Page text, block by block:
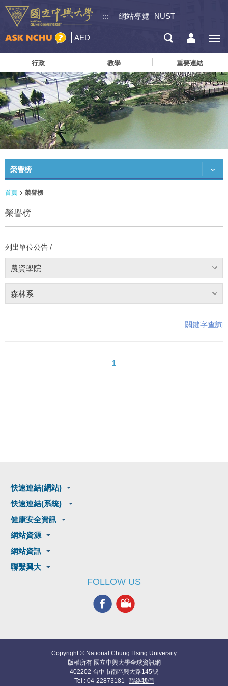
::: 網站導覽 NUST
AED
行政 教學 重要連結
榮譽榜
首頁 榮譽榜
榮譽榜
列出單位公告 /
農資學院
森林系
關鍵字查詢
1
快速連結(網站)
快速連結(系統)
健康安全資訊
網站資源
網站資訊
聯繫興大
FOLLOW US
Copyright © National Chung Hsing University
版權所有 國立中興大學全球資訊網
402202 台中市南區興大路145號
Tel : 04-22873181 聯絡我們